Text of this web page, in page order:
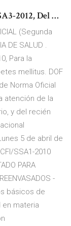
2012, Del …
(Segunda
DE SALUD .
Para la
mellitus. DOF
Norma Oficial
atención de la
y del recién
Lunes 5 de abril de
SSA1-2010
PARA
-
básicos de
en materia